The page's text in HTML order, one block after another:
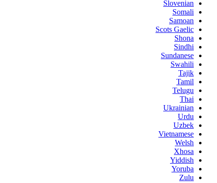
Slovenian
Somali
Samoan
Scots Gaelic
Shona
Sindhi
Sundanese
Swahili
Tajik
Tamil
Telugu
Thai
Ukrainian
Urdu
Uzbek
Vietnamese
Welsh
Xhosa
Yiddish
Yoruba
Zulu